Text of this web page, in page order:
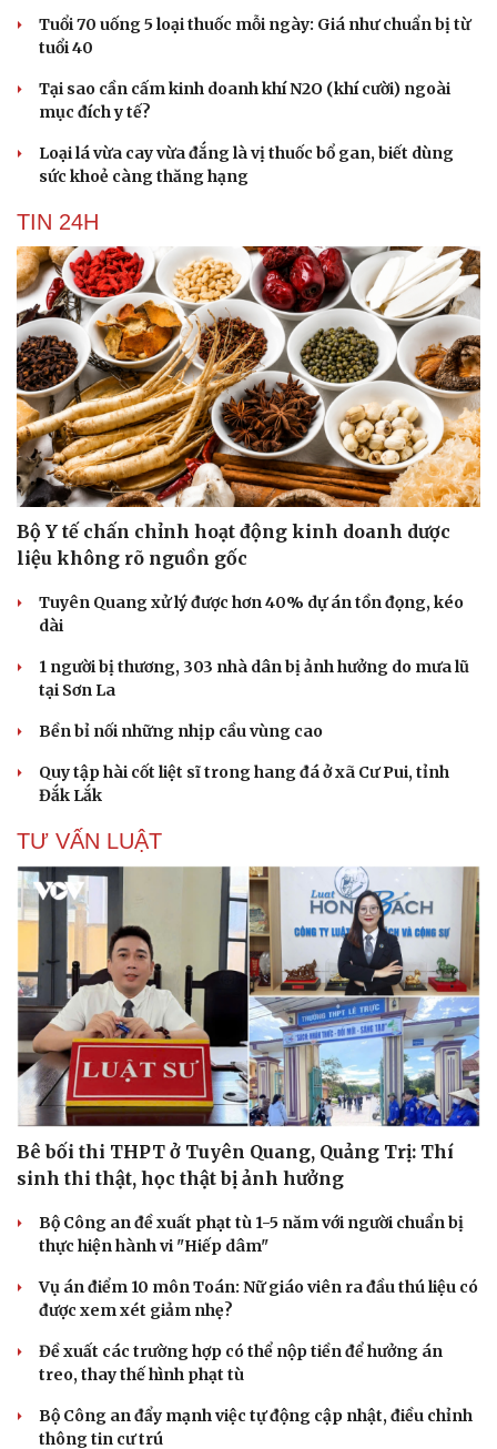
Văn hóa
Văn học
Di sản
Giải trí
Thời trang
Tuổi 70 uống 5 loại thuốc mỗi ngày: Giá như chuẩn bị từ
tuổi 40
Tại sao cần cấm kinh doanh khí N2O (khí cười) ngoài
mục đích y tế?
Loại lá vừa cay vừa đắng là vị thuốc bổ gan, biết dùng
sức khoẻ càng thăng hạng
TIN 24H
Bộ Y tế chấn chỉnh hoạt động kinh doanh dược
liệu không rõ nguồn gốc
Tuyên Quang xử lý được hơn 40% dự án tồn đọng, kéo
dài
1 người bị thương, 303 nhà dân bị ảnh hưởng do mưa lũ
tại Sơn La
Bền bỉ nối những nhịp cầu vùng cao
Quy tập hài cốt liệt sĩ trong hang đá ở xã Cư Pui, tỉnh
Đắk Lắk
TƯ VẤN LUẬT
Bê bối thi THPT ở Tuyên Quang, Quảng Trị: Thí
sinh thi thật, học thật bị ảnh hưởng
Bộ Công an đề xuất phạt tù 1-5 năm với người chuẩn bị
thực hiện hành vi "Hiếp dâm"
Vụ án điểm 10 môn Toán: Nữ giáo viên ra đầu thú liệu có
được xem xét giảm nhẹ?
Đề xuất các trường hợp có thể nộp tiền để hưởng án
treo, thay thế hình phạt tù
Bộ Công an đẩy mạnh việc tự động cập nhật, điều chỉnh
thông tin cư trú